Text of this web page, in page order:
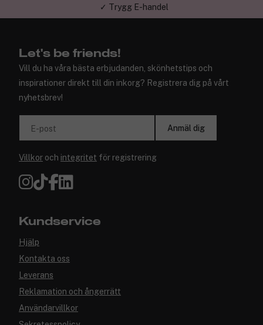
✓ Trygg E-handel
Let's be friends!
Vill du ha våra bästa erbjudanden, skönhetstips och
inspirationer direkt till din inkorg? Registrera dig på vårt
nyhetsbrev!
E-post Anmäl dig
Villkor och integritet för registrering
Kundservice
Hjälp
Kontakta oss
Leverans
Reklamation och ångerrätt
Användarvillkor